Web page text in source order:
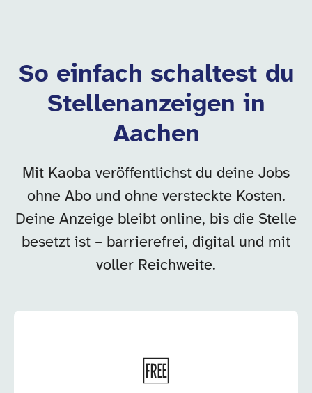
So einfach schaltest du
Stellenanzeigen in
Aachen
Mit Kaoba veröffentlichst du deine Jobs
ohne Abo und ohne versteckte Kosten.
Deine Anzeige bleibt online, bis die Stelle
besetzt ist – barrierefrei, digital und mit
voller Reichweite.
🆓